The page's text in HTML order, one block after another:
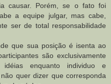
causar. Porém, se o fato foi
a equipe julgar, mas cabe,
ser de total responsabilidade
que sua posição é isenta ao
são exclusivamente
enquanto individuo e
quer dizer que corresponda